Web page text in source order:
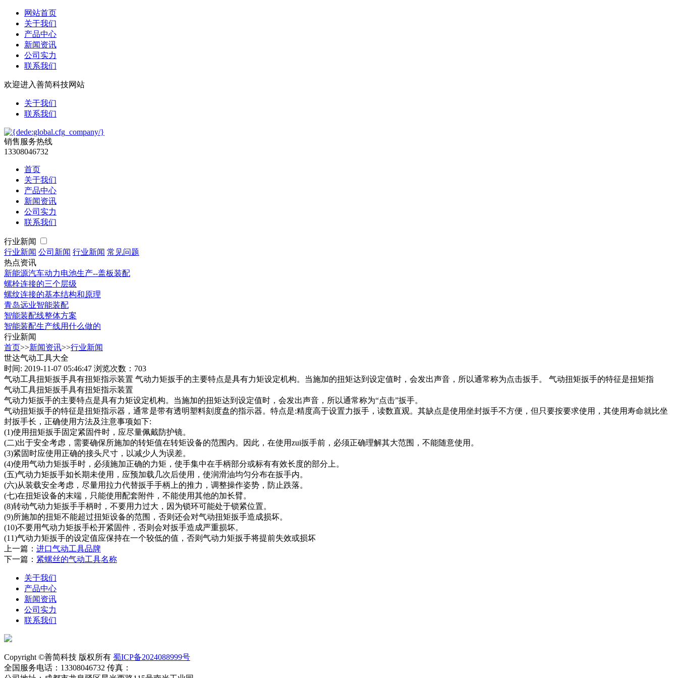
网站首页
关于我们
产品中心
新闻资讯
公司实力
联系我们
欢迎进入善简科技网站
关于我们
联系我们
销售服务热线
13308046732
首页
关于我们
产品中心
新闻资讯
公司实力
联系我们
行业新闻
行业新闻 公司新闻 行业新闻 常见问题
热点资讯
新能源汽车动力电池生产--盖板装配
螺栓连接的三个层级
螺纹连接的基本结构和原理
青岛远业智能装配
智能装配线整体方案
智能装配生产线用什么做的
行业新闻
首页>>新闻资讯>>行业新闻
世达气动工具大全
时间: 2019-11-07 05:46:47 浏览次数：703
气动工具扭矩扳手具有扭矩指示装置 气动力矩扳手的主要特点是具有力矩设定机构。当施加的扭矩达到设定值时，会发出声音，所以通常称为点击扳手。 气动扭矩扳手的特征是扭矩指
气动工具扭矩扳手具有扭矩指示装置
气动力矩扳手的主要特点是具有力矩设定机构。当施加的扭矩达到设定值时，会发出声音，所以通常称为“点击”扳手。
气动扭矩扳手的特征是扭矩指示器，通常是带有透明塑料刻度盘的指示器。特点是:精度高于设置力扳手，读数直观。其缺点是使用坐封扳手不方便，但只要按要求使用，其使用寿命就比坐
封扳手长，正确使用方法及注意事项如下:
(1)使用扭矩扳手固定紧固件时，应尽量佩戴防护镜。
(二)出于安全考虑，需要确保所施加的转矩值在转矩设备的范围内。因此，在使用zui扳手前，必须正确理解其大范围，不能随意使用。
(3)紧固时应使用正确的接头尺寸，以减少人为误差。
(4)使用气动力矩扳手时，必须施加正确的力矩，使手集中在手柄部分或标有有效长度的部分上。
(五)气动力矩扳手如长期未使用，应预加载几次后使用，使润滑油均匀分布在扳手内。
(六)从装载安全考虑，尽量用拉力代替扳手手柄上的推力，调整操作姿势，防止跌落。
(七)在扭矩设备的末端，只能使用配套附件，不能使用其他的加长臂。
(8)转动气动力矩扳手手柄时，不要用力过大，因为锁环可能处于锁紧位置。
(9)所施加的扭矩不能超过扭矩设备的范围，否则还会对气动扭矩扳手造成损坏。
(10)不要用气动力矩扳手松开紧固件，否则会对扳手造成严重损坏。
(11)气动力矩扳手的设定值应保持在一个较低的值，否则气动力矩扳手将提前失效或损坏
上一篇： 进口气动工具品牌
下一篇： 紧螺丝的气动工具名称
关于我们
产品中心
新闻资讯
公司实力
联系我们
Copyright ©善简科技 版权所有 蜀ICP备2024088999号
全国服务电话：13308046732 传真：